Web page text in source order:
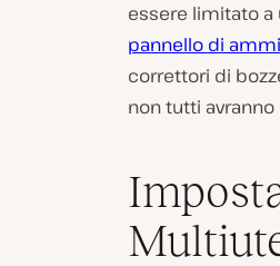
essere limitato
pannello di
correttori di
non tutti